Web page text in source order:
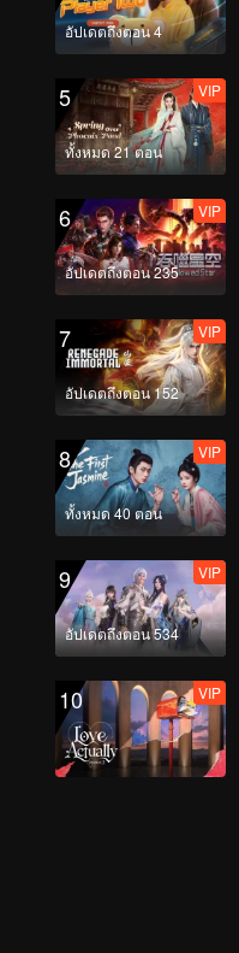
VIP
VIP
VIP
VIP
VIP
VIP
VIP
อัปเดตถึงตอน 4
5
ทั้งหมด 21 ตอน
VIP
6
อัปเดตถึงตอน 235
VIP
7
อัปเดตถึงตอน 152
VIP
8
ทั้งหมด 40 ตอน
VIP
9
อัปเดตถึงตอน 534
VIP
10 VIP